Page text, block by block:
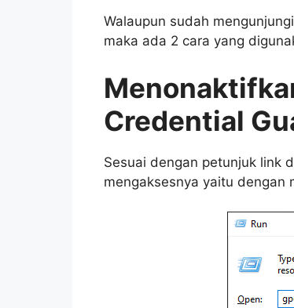
Walaupun sudah
maka ada 2 cara yang
Credential
Sesuai dengan petunjuk link
mengaksesnya yaitu dengan